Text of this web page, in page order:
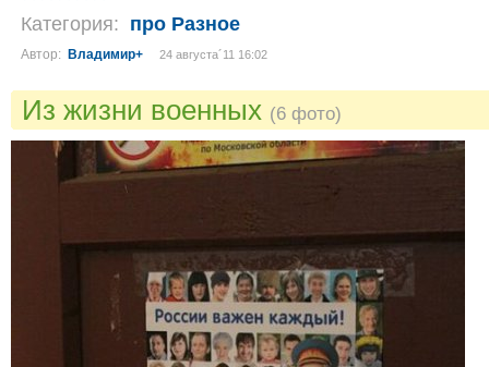
Категория: про Разное
Автор: Владимир+ 24 августа´11 16:02
Из жизни военных (6 фото)